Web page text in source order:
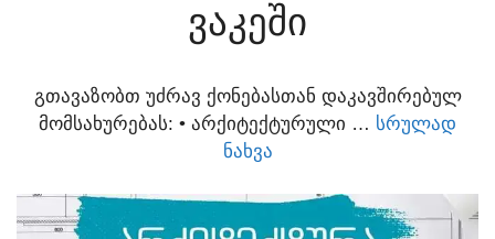
ᲕᲐᲙᲔᲨᲘ
ᲒᲗᲐᲕᲐᲖᲝᲑᲗ ᲣᲫᲠᲐᲕ ᲥᲝᲜᲔᲑᲐᲡᲗᲐᲜ ᲓᲐᲙᲐᲕᲨᲘᲠᲔᲑᲣᲚ
ᲛᲝᲛᲡᲐᲮᲣᲠᲔᲑᲐᲡ:​ • ᲐᲠᲥᲘᲢᲔᲥᲢᲣᲠᲣᲚᲘ … ᲡᲠᲣᲚᲐᲓ
ᲜᲐᲮᲕᲐ